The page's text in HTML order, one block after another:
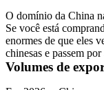
O domínio da China
Se você está
enormes de que eles
chinesas e passem
Volumes de